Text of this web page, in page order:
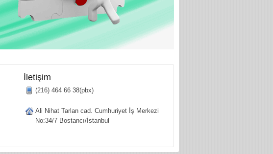
İletişim
(216) 464 66 38(pbx)
Ali Nihat Tarlan cad. Cumhuriyet İş Merkezi
No:34/7 Bostancı/İstanbul